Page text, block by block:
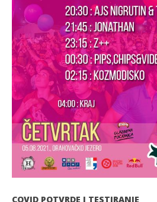
COVID POTVRDE I TESTIRANJE